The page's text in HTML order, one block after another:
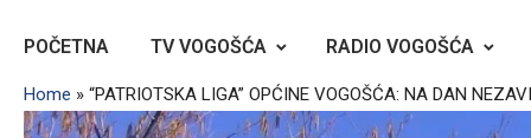
RADIO TELEVIZIJA VOGOŠĆA
POČETNA TV VOGOŠĆA RADIO VOGOŠĆA
Home » “PATRIOTSKA LIGA” OPĆINE VOGOŠĆA: NA DAN